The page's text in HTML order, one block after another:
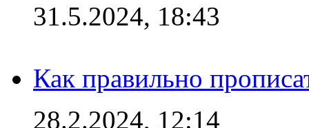
31.5.2024, 18:43
Как правильно
28.2.2024, 12:14